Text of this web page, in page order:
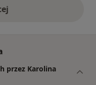
powyżej
przez Karolina